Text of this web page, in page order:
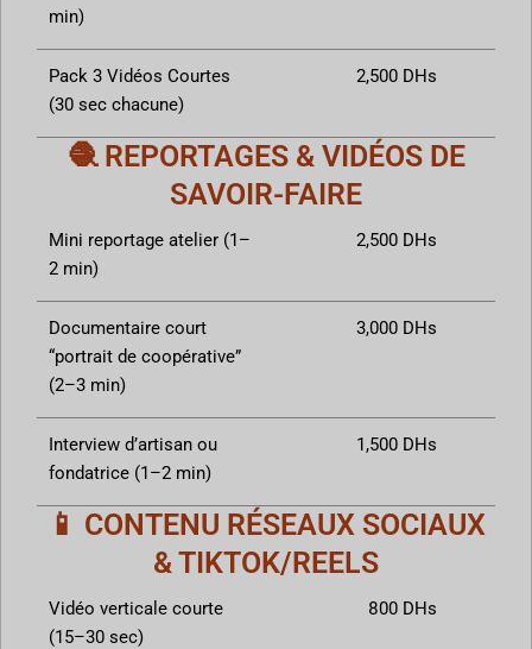
min)
Pack 3 Vidéos Courtes
(30 sec chacune)
2,500 DHs
🧶 REPORTAGES & VIDÉOS DE
SAVOIR-FAIRE
Mini reportage atelier (1–
2 min)
2,500 DHs
Documentaire court
“portrait de coopérative”
(2–3 min)
3,000 DHs
Interview d’artisan ou
fondatrice (1–2 min)
1,500 DHs
📱 CONTENU RÉSEAUX SOCIAUX
& TIKTOK/REELS
Vidéo verticale courte
(15–30 sec)
800 DHs